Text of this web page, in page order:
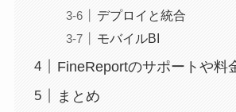
デプロイと統合
モバイルBI
FineReportのサポートや料
まとめ